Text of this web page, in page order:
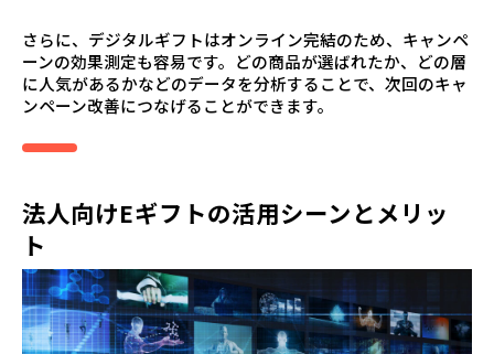
さらに、デジタルギフトはオンライン完結のため、キャンペ
ーンの効果測定も容易です。どの商品が選ばれたか、どの層
に人気があるかなどのデータを分析することで、次回のキャ
ンペーン改善につなげることができます。
法人向けEギフトの活用シーンとメリッ
ト